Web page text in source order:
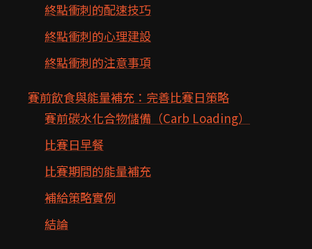
終點衝刺的配速技巧
終點衝刺的心理建設
終點衝刺的注意事項
賽前飲食與能量補充：完善比賽日策略
賽前碳水化合物儲備（Carb Loading）
比賽日早餐
比賽期間的能量補充
補給策略實例
結論